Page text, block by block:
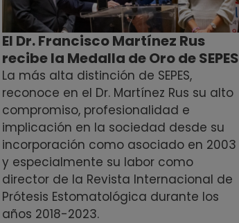
El Dr. Francisco Martínez Rus
recibe la Medalla de Oro de SEPES
La más alta distinción de SEPES,
reconoce en el Dr. Martínez Rus su alto
compromiso, profesionalidad e
implicación en la sociedad desde su
incorporación como asociado en 2003
y especialmente su labor como
director de la Revista Internacional de
Prótesis Estomatológica durante los
años 2018-2023.